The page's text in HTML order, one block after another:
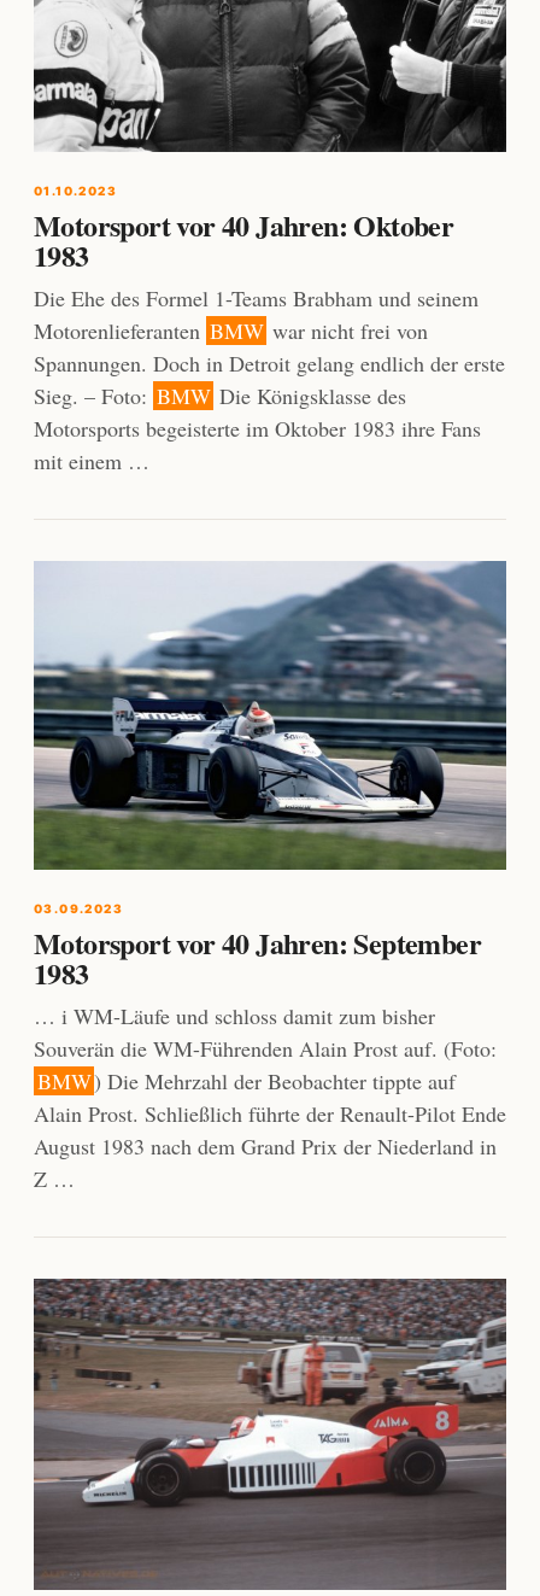
01.10.2023
Motorsport vor 40 Jahren: Oktober
1983
Die Ehe des Formel 1-Teams Brabham und seinem
Motorenlieferanten BMW war nicht frei von
Spannungen. Doch in Detroit gelang endlich der erste
Sieg. – Foto: BMW Die Königsklasse des
Motorsports begeisterte im Oktober 1983 ihre Fans
mit einem …
03.09.2023
Motorsport vor 40 Jahren: September
1983
… i WM-Läufe und schloss damit zum bisher
Souverän die WM-Führenden Alain Prost auf. (Foto:
BMW) Die Mehrzahl der Beobachter tippte auf
Alain Prost. Schließlich führte der Renault-Pilot Ende
August 1983 nach dem Grand Prix der Niederland in
Z …